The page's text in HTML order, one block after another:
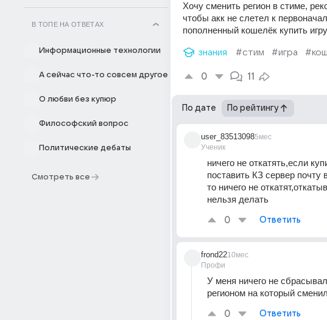
В ТОПЕ НА ОТВЕТАХ
Информационные технологии
А сейчас что-то совсем другое
О любви без купюр
Философский вопрос
Политические дебаты
Смотреть все
Хочу сменить регион в стиме,
чтобы акк не слетел к
пополненный кошелёк купить
знания #стим #игра
0 11
По дате По рейтингу
user_83513098
Ученик
5мес
ничего не откатять,если
поставить КЗ сервер почту
то ничего не
нельзя делать
0 Ответить
frond22
Профи
10мес
У меня ничего не
регионом на который
0 Ответить